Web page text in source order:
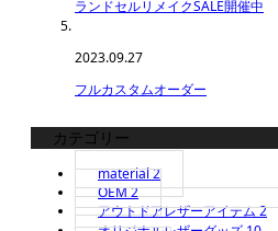
ランドセルリメイクSALE開催中
2023.09.27
フルカスタムオーダー
カテゴリー
material2
OEM2
アウトドアレザーアイテム2